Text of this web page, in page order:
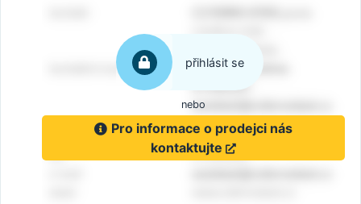
přihlásit se
nebo
Pro informace o prodejci nás
kontaktujte